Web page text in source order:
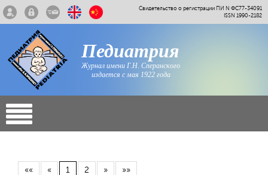
Свидетельство о регистрации ПИ N ФС77-34091
ISSN 1990-2182
Педиатрия
Журнал имени Г.Н. Сперанского
издается с мая 1922 года
«« « 1 2 » »»